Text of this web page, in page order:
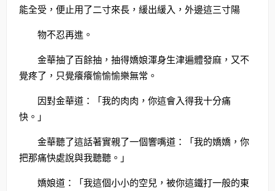
能全受，便止用了二寸來長，緩出緩入，外邊這三寸陽
物不忍再進。
金華抽了百餘抽，抽得嬌娘渾身生津遍體發麻，又不
覺疼了，只覺癢癢愉愉愉樂無常。
因對金華道：「我的肉肉，你這會入得我十分痛
快。」
金華聽了這話著實親了一個響嘴道：「我的嬌嬌，你
把那痛快處說與我聽聽。」
嬌娘道：「我這個小小的空兒，被你這鐵打一般的東